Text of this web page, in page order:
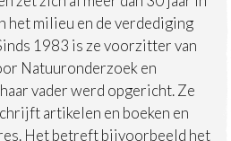
het milieu en de verdediging
1983 is ze voorzitter van
Natuuronderzoek en
vader werd opgericht. Ze
artikelen en boeken en
Het betreft bijvoorbeeld het